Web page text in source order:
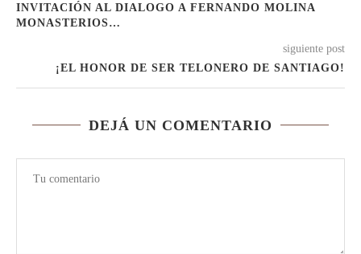
INVITACIÓN AL DIALOGO A FERNANDO MOLINA
MONASTERIOS…
siguiente post
¡EL HONOR DE SER TELONERO DE SANTIAGO!
DEJÁ UN COMENTARIO